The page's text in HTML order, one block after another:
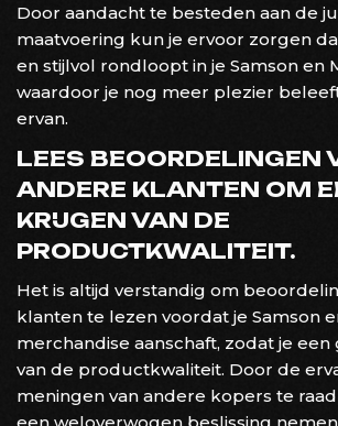
Door aandacht te besteden aan de
maatvoering kun je ervoor zorgen
en stijlvol rondloopt in je Samson en
waardoor je nog meer plezier
ervan.
LEES BEOORDELINGEN
ANDERE KLANTEN OM
KRIJGEN VAN DE
PRODUCTKWALITEIT.
Het is altijd verstandig om
klanten te lezen voordat je Samson
merchandise aanschaft, zodat je
van de productkwaliteit. Door de
meningen van andere kopers te
een weloverwogen beslissing